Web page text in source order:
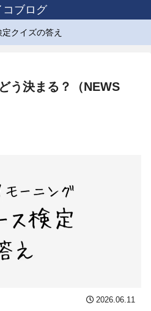
コブログ
クイズの答え
う決まる？（NEWS
2026.06.11